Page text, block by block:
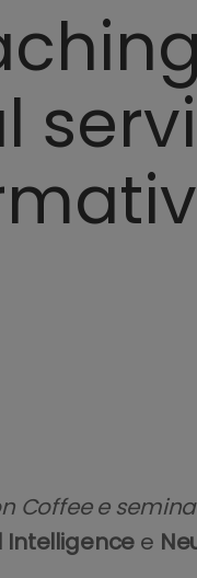
Coffee e
Intelligence e